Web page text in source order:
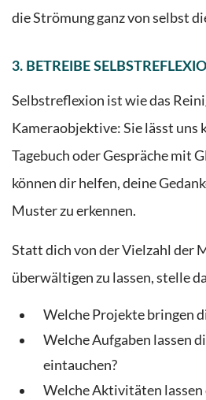
die Strömung ganz von selbst
3. BETREIBE
Selbstreflexion ist wie das
Kameraobjektive: Sie lässt uns
Tagebuch oder Gespräche mit
können dir helfen, deine
Muster zu erkennen.
Statt dich von der Vielzahl der
überwältigen zu lassen, stelle
Welche Projekte bringen
Welche Aufgaben lassen
eintauchen?
Welche Aktivitäten lassen